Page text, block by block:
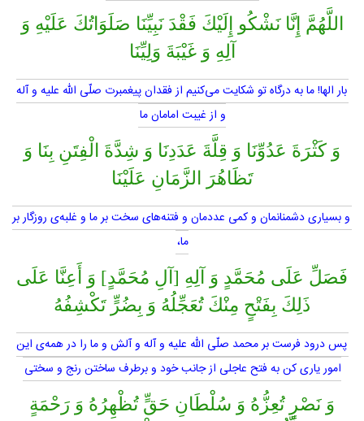
اللَّهُمَّ إِنَّا نَشْكُو إِلَيْكَ فَقْدَ نَبِيِّنَا صَلَوَاتُكَ عَلَيْهِ وَ
آلِهِ وَ غَيْبَةَ وَلِيِّنَا
بار الها! ما به درگاه تو شكايت مى‌كنيم از فقدان پيغمبرت صلّى اللّه عليه و آله
و از غيبت امامان ما
وَ كَثْرَةَ عَدُوِّنَا وَ قِلَّةَ عَدَدِنَا وَ شِدَّةَ الْفِتَنِ بِنَا وَ
تَظَاهُرَ الزَّمَانِ عَلَيْنَا
و بسيارى دشمنانمان و كمى عددمان و فتنه‌هاى سخت بر ما و غلبه‌ى روزگار بر
ما،
فَصَلِّ عَلَى مُحَمَّدٍ وَ آلِهِ [آلِ مُحَمَّدٍ] وَ أَعِنَّا عَلَى
ذَلِكَ بِفَتْحٍ مِنْكَ تُعَجِّلُهُ وَ بِضُرٍّ تَكْشِفُهُ
پس درود فرست بر محمد صلّى اللّه عليه و آله و آلش و ما را در همه‌ى اين
امور يارى كن به فتح عاجلى از جانب خود و برطرف ساختن رنج و سختى
وَ نَصْرٍ تُعِزُّهُ وَ سُلْطَانِ حَقٍّ تُظْهِرُهُ وَ رَحْمَةٍ